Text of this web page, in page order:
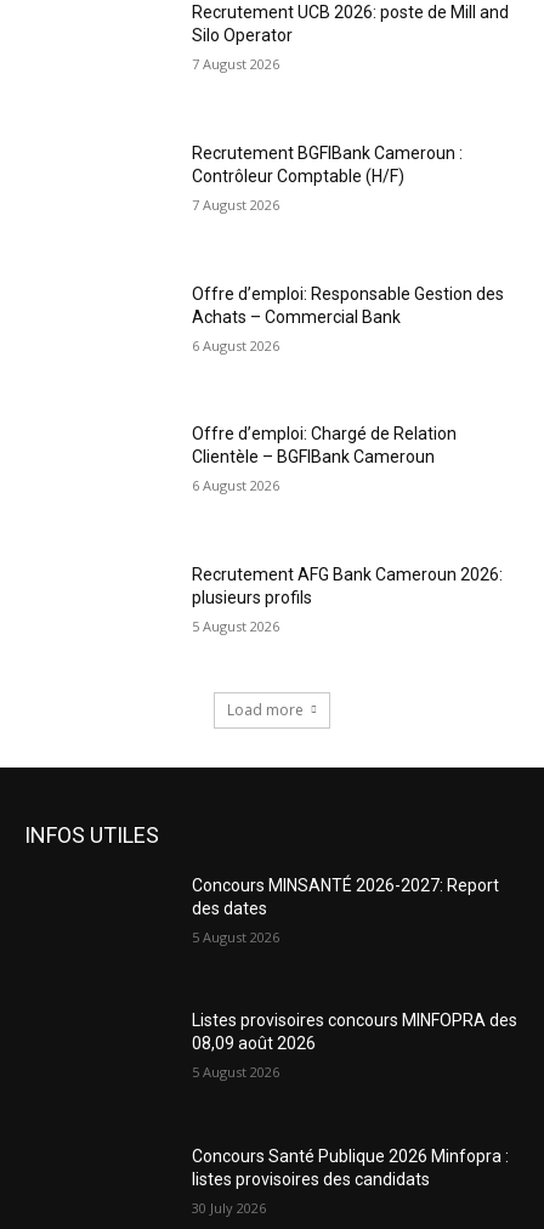
Recrutement UCB 2026: poste de Mill and
Silo Operator
7 August 2026
Recrutement BGFIBank Cameroun :
Contrôleur Comptable (H/F)
7 August 2026
Offre d’emploi: Responsable Gestion des
Achats – Commercial Bank
6 August 2026
Offre d’emploi: Chargé de Relation
Clientèle – BGFIBank Cameroun
6 August 2026
Recrutement AFG Bank Cameroun 2026:
plusieurs profils
5 August 2026
Load more
INFOS UTILES
Concours MINSANTÉ 2026-2027: Report
des dates
5 August 2026
Listes provisoires concours MINFOPRA des
08,09 août 2026
5 August 2026
Concours Santé Publique 2026 Minfopra :
listes provisoires des candidats
30 July 2026